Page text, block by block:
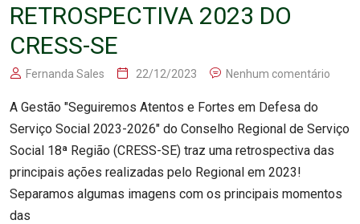
RETROSPECTIVA 2023 DO
CRESS-SE
Fernanda Sales 22/12/2023 Nenhum comentário
A Gestão "Seguiremos Atentos e Fortes em Defesa do
Serviço Social 2023-2026" do Conselho Regional de Serviço
Social 18ª Região (CRESS-SE) traz uma retrospectiva das
principais ações realizadas pelo Regional em 2023!
Separamos algumas imagens com os principais momentos
das